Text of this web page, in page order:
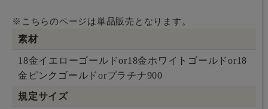
※こちらのページは単品販売となります。
素材
18金イエローゴールドor18金ホワイトゴールドor18
金ピンクゴールドorプラチナ900
規定サイズ